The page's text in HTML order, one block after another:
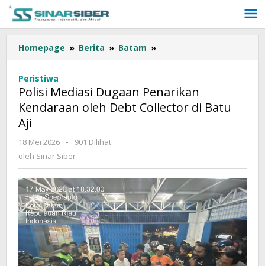
Lewati
konten
Homepage » Berita » Batam »
Mediasi
Penarikan
Kendaraan
oleh
Aji
Peristiwa
Polisi Mediasi Dugaan Penarikan
Kendaraan oleh Debt Collector di Batu
Aji
18 Mei 2026
oleh
Sinar
-
901 Dilihat
oleh Sinar Siber